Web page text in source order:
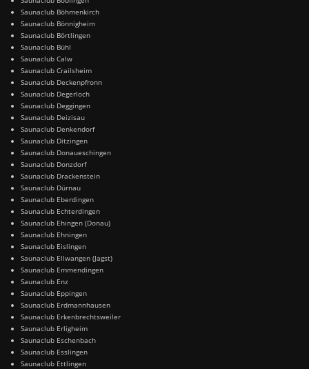
Saunaclub Böhmenkirch
Saunaclub Bönnigheim
Saunaclub Börtlingen
Saunaclub Bühl
Saunaclub Calw
Saunaclub Crailsheim
Saunaclub Deckenpfronn
Saunaclub Degerloch
Saunaclub Deggingen
Saunaclub Deizisau
Saunaclub Denkendorf
Saunaclub Ditzingen
Saunaclub Donaueschingen
Saunaclub Donzdorf
Saunaclub Drackenstein
Saunaclub Dürnau
Saunaclub Eberdingen
Saunaclub Echterdingen
Saunaclub Ehingen (Donau)
Saunaclub Ehningen
Saunaclub Eislingen
Saunaclub Ellwangen (Jagst)
Saunaclub Emmendingen
Saunaclub Enz
Saunaclub Eppingen
Saunaclub Erdmannhausen
Saunaclub Erkenbrechtsweiler
Saunaclub Erligheim
Saunaclub Eschenbach
Saunaclub Esslingen
Saunaclub Ettlingen